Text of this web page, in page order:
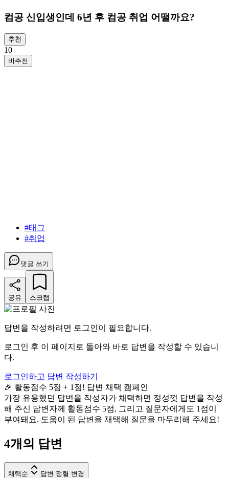
컴공 신입생인데 6년 후 컴공 취업 어떨까요?
추천
10
비추천
#태그
#취업
댓글 쓰기
공유 스크랩
답변을 작성하려면 로그인이 필요합니다.
로그인 후 이 페이지로 돌아와 바로 답변을 작성할 수 있습니
다.
로그인하고 답변 작성하기
🎉 활동점수 5점 + 1점! 답변 채택 캠페인
가장 유용했던 답변을 작성자가 채택하면 정성껏 답변을 작성
해 주신 답변자께 활동점수 5점, 그리고 질문자에게도 1점이
부여돼요. 도움이 된 답변을 채택해 질문을 마무리해 주세요!
4개의 답변
채택순 답변 정렬 변경